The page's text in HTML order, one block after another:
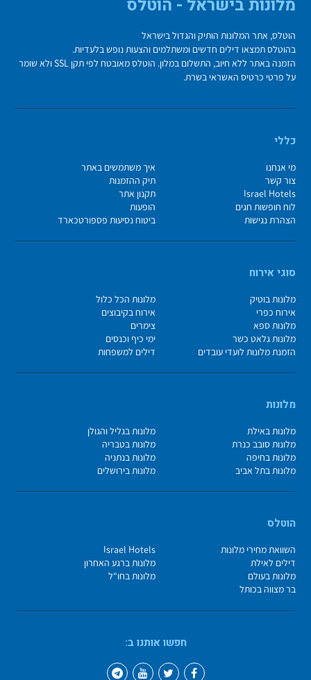
מלונות בישראל - הוטלס
הוטלס, אתר המלונות הותיק והגדול בישראל
בהוטלס תמצאו דילים חדשים ומשתלמים והצעות נופש בלעדיות.
הזמנה באתר ללא חיוב, התשלום במלון. הוטלס מאובטח לפי תקן SSL ולא שומר
על פרטי כרטיס האשראי בשרת.
כללי
מי אנחנו
איך משתמשים באתר
צור קשר
תיק ההזמנות
Israel Hotels
תקנון אתר
לוח חופשות חגים
הופעות
הצהרת נגישות
ביטוח נסיעות פספורטכארד
סוגי אירוח
מלונות בוטיק
מלונות הכל כלול
אירוח כפרי
אירוח בקיבוצים
מלונות ספא
צימרים
מלונות גלאט כשר
ימי כיף וכנסים
הזמנת מלונות לועדי עובדים
דילים למשפחות
מלונות
מלונות באילת
מלונות בגליל והגולן
מלונות סובב כנרת
מלונות בטבריה
מלונות בחיפה
מלונות בנתניה
מלונות בתל אביב
מלונות בירושלים
הוטלס
השוואת מחירי מלונות
Israel Hotels
דילים לאילת
מלונות ברגע האחרון
מלונות בעולם
מלונות בחו"ל
בר מצווה בכותל
חפשו אותנו ב: